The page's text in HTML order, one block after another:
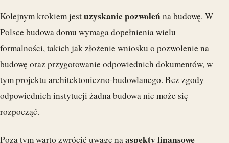
Kolejnym krokiem jestuzyskanie pozwoleńna budowę. W
Polsce budowa domu wymaga dopełnienia wielu
formalności, takich jak złożenie wniosku o pozwolenie na
budowę oraz przygotowanie odpowiednich dokumentów, w
tym projektu architektoniczno-budowlanego. Bez zgody
odpowiednich instytucji żadna budowa nie może się
rozpocząć.
Poza tym warto zwrócić uwagę naaspekty finansowe